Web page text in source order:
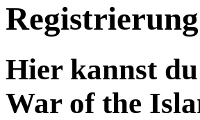
Registrierung
Hier kannst
War of the